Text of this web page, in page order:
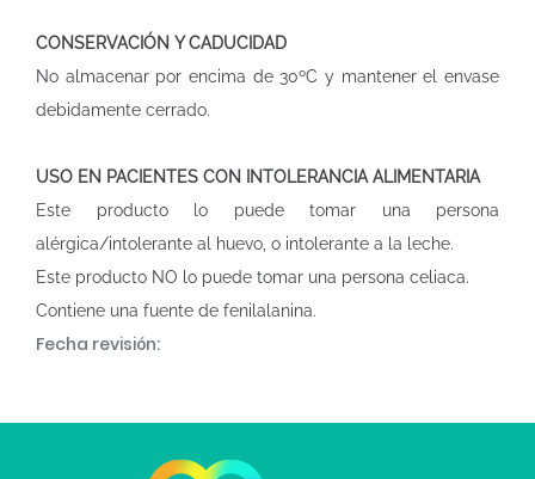
CONSERVACIÓN Y CADUCIDAD
No almacenar por encima de 30ºC y mantener el envase
debidamente cerrado.
USO EN PACIENTES CON INTOLERANCIA ALIMENTARIA
Este producto lo puede tomar una persona
alérgica/intolerante al huevo, o intolerante a la leche.
Este producto NO lo puede tomar una persona celiaca.
Contiene una fuente de fenilalanina.
Fecha revisión: